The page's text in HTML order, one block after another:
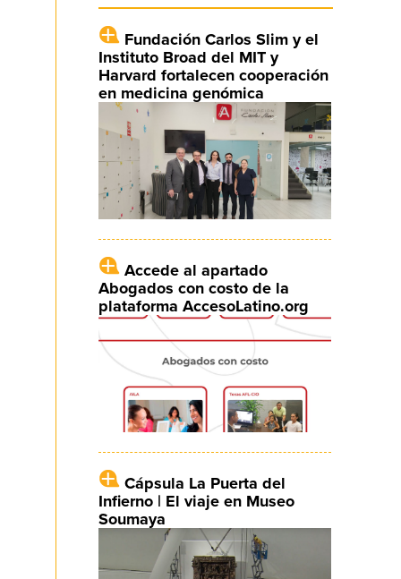
Fundación Carlos Slim y el
Instituto Broad del MIT y
Harvard fortalecen cooperación
en medicina genómica
Accede al apartado
Abogados con costo de la
plataforma AccesoLatino.org
Cápsula La Puerta del
Infierno | El viaje en Museo
Soumaya